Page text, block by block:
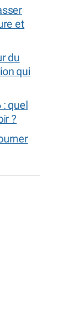
et
du
qui
: quel
?